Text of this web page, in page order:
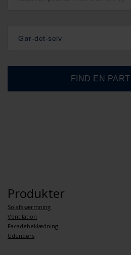
Gør-det-selv
Produkter
Solafskærmning
Ventilation
Facadebeklædning
Udendørs